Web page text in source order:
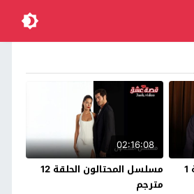
مسلسل تحت الارض الحلقة 1
02:16:08
مسلسل المحتالون الحلقة 12
مترجم